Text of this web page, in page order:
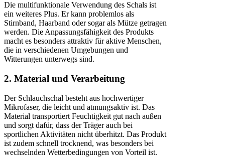
Die multifunktionale Verwendung des Schals ist
ein weiteres Plus. Er kann problemlos als
Stirnband, Haarband oder sogar als Mütze getragen
werden. Die Anpassungsfähigkeit des Produkts
macht es besonders attraktiv für aktive Menschen,
die in verschiedenen Umgebungen und
Witterungen unterwegs sind.
2. Material und Verarbeitung
Der Schlauchschal besteht aus hochwertiger
Mikrofaser, die leicht und atmungsaktiv ist. Das
Material transportiert Feuchtigkeit gut nach außen
und sorgt dafür, dass der Träger auch bei
sportlichen Aktivitäten nicht überhitzt. Das Produkt
ist zudem schnell trocknend, was besonders bei
wechselnden Wetterbedingungen von Vorteil ist.